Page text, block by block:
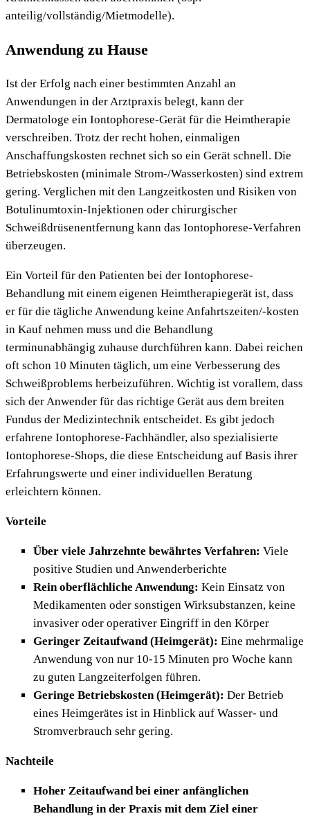
anteilig/vollständig/Mietmodelle).
Anwendung zu Hause
Ist der Erfolg nach einer bestimmten Anzahl an
Anwendungen in der Arztpraxis belegt, kann der
Dermatologe ein Iontophorese-Gerät für die Heimtherapie
verschreiben. Trotz der recht hohen, einmaligen
Anschaffungskosten rechnet sich so ein Gerät schnell. Die
Betriebskosten (minimale Strom-/Wasserkosten) sind extrem
gering. Verglichen mit den Langzeitkosten und Risiken von
Botulinumtoxin-Injektionen oder chirurgischer
Schweißdrüsenentfernung kann das Iontophorese-Verfahren
überzeugen.
Ein Vorteil für den Patienten bei der Iontophorese-
Behandlung mit einem eigenen Heimtherapiegerät ist, dass
er für die tägliche Anwendung keine Anfahrtszeiten/-kosten
in Kauf nehmen muss und die Behandlung
terminunabhängig zuhause durchführen kann. Dabei reichen
oft schon 10 Minuten täglich, um eine Verbesserung des
Schweißproblems herbeizuführen. Wichtig ist vorallem, dass
sich der Anwender für das richtige Gerät aus dem breiten
Fundus der Medizintechnik entscheidet. Es gibt jedoch
erfahrene Iontophorese-Fachhändler, also spezialisierte
Iontophorese-Shops, die diese Entscheidung auf Basis ihrer
Erfahrungswerte und einer individuellen Beratung
erleichtern können.
Vorteile
Über viele Jahrzehnte bewährtes Verfahren: Viele
positive Studien und Anwenderberichte
Rein oberflächliche Anwendung: Kein Einsatz von
Medikamenten oder sonstigen Wirksubstanzen, keine
invasiver oder operativer Eingriff in den Körper
Geringer Zeitaufwand (Heimgerät): Eine mehrmalige
Anwendung von nur 10-15 Minuten pro Woche kann
zu guten Langzeiterfolgen führen.
Geringe Betriebskosten (Heimgerät): Der Betrieb
eines Heimgerätes ist in Hinblick auf Wasser- und
Stromverbrauch sehr gering.
Nachteile
Hoher Zeitaufwand bei einer anfänglichen
Behandlung in der Praxis mit dem Ziel einer